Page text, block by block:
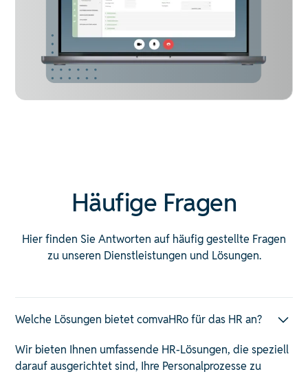
Häufige Fragen
Hier finden Sie Antworten auf häufig gestellte Fragen
zu unseren Dienstleistungen und Lösungen.
Welche Lösungen bietet comvaHRo für das HR an?
Wir bieten Ihnen umfassende HR-Lösungen, die speziell
darauf ausgerichtet sind, Ihre Personalprozesse zu